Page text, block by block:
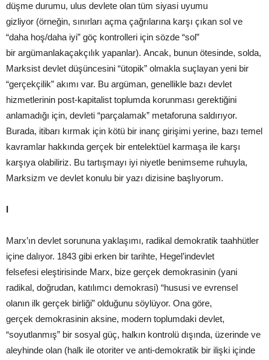
düşme durumu, ulus devlete olan tüm siyasi uyumu
gizliyor (örneğin, sınırları açma çağrılarına karşı çıkan sol ve
“daha hoş/daha iyi” göç kontrolleri için sözde “sol”
bir argümanlakaçakçılık yapanlar). Ancak, bunun ötesinde, solda,
Marksist devlet düşüncesini “ütopik” olmakla suçlayan yeni bir
“gerçekçilik” akımı var. Bu argüman, genellikle bazı devlet
hizmetlerinin post-kapitalist toplumda korunması gerektiğini
anlamadığı için, devleti “parçalamak” metaforuna saldırıyor.
Burada, itibarı kırmak için kötü bir inanç girişimi yerine, bazı temel
kavramlar hakkında gerçek bir entelektüel karmaşa ile karşı
karşıya olabiliriz. Bu tartışmayı iyi niyetle benimseme ruhuyla,
Marksizm ve devlet konulu bir yazı dizisine başlıyorum.
I
Marx’ın devlet sorununa yaklaşımı, radikal demokratik taahhütler
içine dalıyor. 1843 gibi erken bir tarihte, Hegel’indevlet
felsefesi eleştirisinde Marx, bize gerçek demokrasinin (yani
radikal, doğrudan, katılımcı demokrasi) “hususi ve evrensel
olanın ilk gerçek birliği” olduğunu söylüyor. Ona göre,
gerçek demokrasinin aksine, modern toplumdaki devlet,
“soyutlanmış” bir sosyal güç, halkın kontrolü dışında, üzerinde ve
aleyhinde olan (halk ile otoriter ve anti-demokratik bir ilişki içinde